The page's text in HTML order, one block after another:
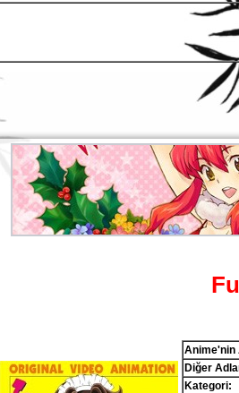
Anime'nin
Diğer
Kategori: